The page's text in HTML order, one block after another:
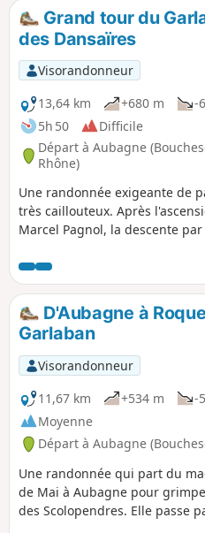
Baume, la chaîne de l’Étoile, la
Grand tour du
des Dansaïres
Visorandonneur
13,64 km
+680 m
-
5h 50
Difficile
Départ à Aubagne
Rhône)
Une randonnée exigeante de
très caillouteux. Après
Marcel Pagnol, la descente
Roquevaire. La fin du circuit
restanques vénérables avant
Font de Mai qui apporte une
sympathique ainsi qu'une
ouverte à la belle saison.
D'Aubagne à
Garlaban
Visorandonneur
11,67 km
+534 m -
Moyenne
Départ à Aubagne
Une randonnée qui part du
de Mai à Aubagne pour
des Scolopendres. Elle passe